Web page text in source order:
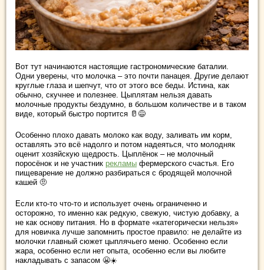
Вот тут начинаются настоящие гастрономические баталии.
Одни уверены, что молочка – это почти панацея. Другие делают
круглые глаза и шепчут, что от этого все беды. Истина, как
обычно, скучнее и полезнее. Цыплятам нельзя давать
молочные продукты бездумно, в большом количестве и в таком
виде, который быстро портится 🥛😅
Особенно плохо давать молоко как воду, заливать им корм,
оставлять это всё надолго и потом надеяться, что молодняк
оценит хозяйскую щедрость. Цыплёнок – не молочный
поросёнок и не участник рекламы фермерского счастья. Его
пищеварение не должно разбираться с бродящей молочной
кашей 🤨
Если кто-то что-то и использует очень ограниченно и
осторожно, то именно как редкую, свежую, чистую добавку, а
не как основу питания. Но в формате «категорически нельзя»
для новичка лучше запомнить простое правило: не делайте из
молочки главный сюжет цыплячьего меню. Особенно если
жара, особенно если нет опыта, особенно если вы любите
накладывать с запасом 😬☀️